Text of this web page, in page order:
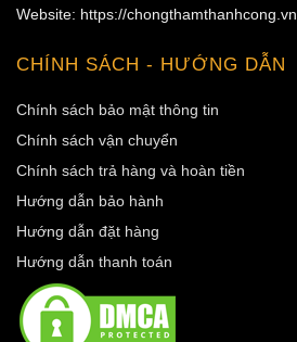
Website: https://chongthamthanhcong.vn
CHÍNH SÁCH - HƯỚNG DẪN
Chính sách bảo mật thông tin
Chính sách vận chuyển
Chính sách trả hàng và hoàn tiền
Hướng dẫn bảo hành
Hướng dẫn đặt hàng
Hướng dẫn thanh toán